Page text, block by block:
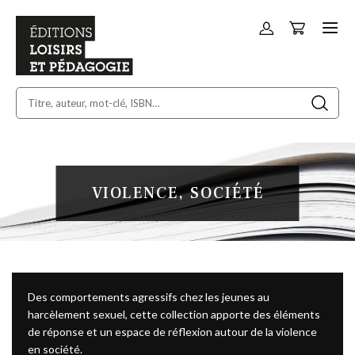
Allez
Panier
VIOLENCE, SOCIÉTÉ
Des comportements agressifs chez les jeunes au
harcèlement sexuel, cette collection apporte des éléments
de réponse et un espace de réflexion autour de la violence
en société.